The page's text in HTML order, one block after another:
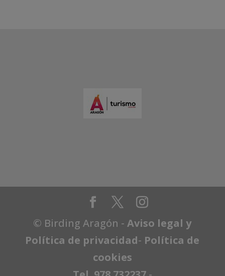
© Birding Aragón -Aviso legal y
Política de privacidad- Política de
cookies